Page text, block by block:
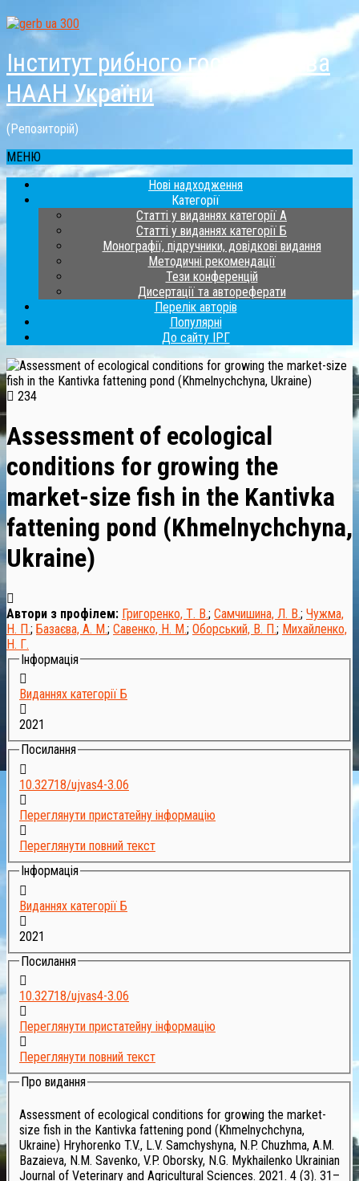
Інститут рибного господарства
НААН України
(Репозиторій)
МЕНЮ
Нові надходження
Категорії
Статті у виданнях категорії А
Статті у виданнях категорії Б
Монографії, підручники, довідкові видання
Методичні рекомендації
Тези конференцій
Дисертації та автореферати
Перелік авторів
Популярні
До сайту ІРГ
234
Assessment of ecological
conditions for growing the
market-size fish in the Kantivka
fattening pond (Khmelnychchyna,
Ukraine)
Автори з профілем: Григоренко, Т. В.; Самчишина, Л. В.; Чужма,
Н. П.; Базаєва, А. М.; Савенко, Н. М.; Оборський, В. П.; Михайленко,
Н. Г.
Інформація
Виданнях категорії Б
2021
Посилання
10.32718/ujvas4-3.06
Переглянути пристатейну інформацію
Переглянути повний текст
Інформація
Виданнях категорії Б
2021
Посилання
10.32718/ujvas4-3.06
Переглянути пристатейну інформацію
Переглянути повний текст
Про видання
Assessment of ecological conditions for growing the market-
size fish in the Kantivka fattening pond (Khmelnychchyna,
Ukraine) Hryhorenko T.V., L.V. Samchyshyna, N.P. Chuzhma, A.M.
Bazaieva, N.M. Savenko, V.P. Oborsky, N.G. Mykhailenko Ukrainian
Journal of Veterinary and Agricultural Sciences. 2021. 4 (3). 31–